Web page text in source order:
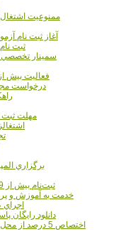
ممنوعيت اشتغال
آغاز ثبت نام
ثبت
سمينار تخصصي
فعاليت بيش از 70 هزار عضو هيات علمي در دانشگاه آزاد
درخواست مجوز براي 150 رشته
40
مهلت ثبت
برگزاري
ثبت‌نام بيش از 9 هزار نفر در آزمون کارداني فني و حرفه‌اي
خدمت به آموزش و
اجراي
دانلود رایگان
اختصاص 5 درصد از محل عوارض گاز مصرفي براي نوسازي مدارس